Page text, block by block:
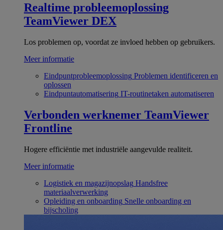
Realtime probleemoplossing
TeamViewer DEX
Los problemen op, voordat ze invloed hebben op gebruikers.
Meer informatie
Eindpuntprobleemoplossing Problemen identificeren en
oplossen
Eindpuntautomatisering IT-routinetaken automatiseren
Verbonden werknemer TeamViewer
Frontline
Hogere efficiëntie met industriële aangevulde realiteit.
Meer informatie
Logistiek en magazijnopslag Handsfree
materiaalverwerking
Opleiding en onboarding Snelle onboarding en
bijscholing